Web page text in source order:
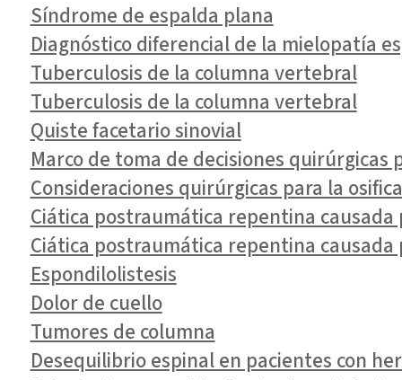
Síndrome de espalda plana
Diagnóstico diferencial de la mielopatía
Tuberculosis de la columna vertebral
Tuberculosis de la columna vertebral
Quiste facetario sinovial
Marco de toma de decisiones
Consideraciones quirúrgicas para la
Ciática postraumática repentina
Ciática postraumática repentina
Espondilolistesis
Dolor de cuello
Tumores de columna
Desequilibrio espinal en pacientes con